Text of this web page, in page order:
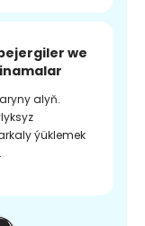
we
alyň.
ýüklemek